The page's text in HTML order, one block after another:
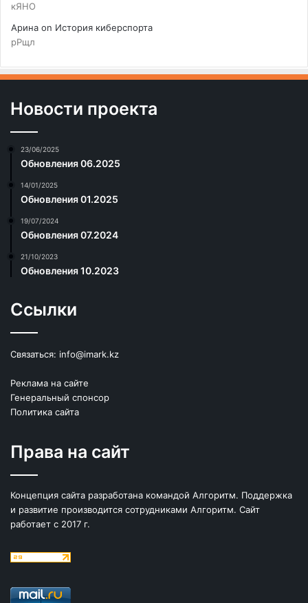
кЯНО
Арина on История киберспорта
рРщл
Новости проекта
23/06/2025
Обновления 06.2025
14/01/2025
Обновления 01.2025
19/07/2024
Обновления 07.2024
21/10/2023
Обновления 10.2023
Ссылки
Связаться: info@imark.kz
Реклама на сайте
Генеральный спонсор
Политика сайта
Права на сайт
Концепция сайта разработана командой Алгоритм. Поддержка
и развитие производится сотрудниками Алгоритм. Сайт
работает с 2017 г.